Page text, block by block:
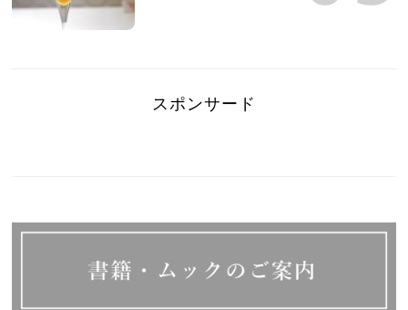
スポンサード